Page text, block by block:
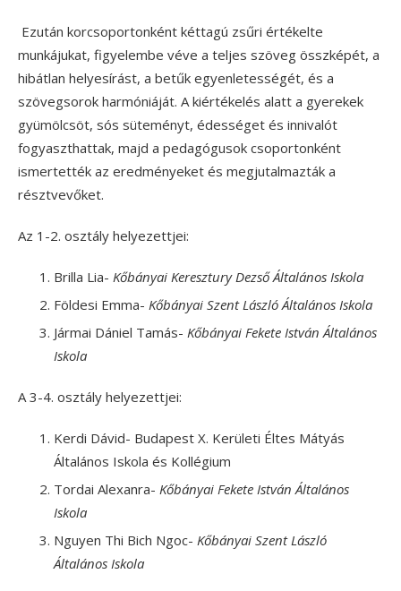
Ezután korcsoportonként kéttagú zsűri értékelte
munkájukat, figyelembe véve a teljes szöveg összképét, a
hibátlan helyesírást, a betűk egyenletességét, és a
szövegsorok harmóniáját. A kiértékelés alatt a gyerekek
gyümölcsöt, sós süteményt, édességet és innivalót
fogyaszthattak, majd a pedagógusok csoportonként
ismertették az eredményeket és megjutalmazták a
résztvevőket.
Az 1-2. osztály helyezettjei:
Brilla Lia- Kőbányai Keresztury Dezső Általános Iskola
Földesi Emma- Kőbányai Szent László Általános Iskola
Jármai Dániel Tamás- Kőbányai Fekete István Általános
Iskola
A 3-4. osztály helyezettjei:
Kerdi Dávid- Budapest X. Kerületi Éltes Mátyás
Általános Iskola és Kollégium
Tordai Alexanra- Kőbányai Fekete István Általános
Iskola
Nguyen Thi Bich Ngoc- Kőbányai Szent László
Általános Iskola